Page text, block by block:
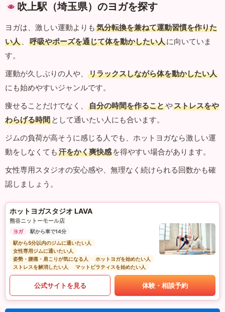
吹上駅（埼玉県）のヨガを探す
ヨガは、激しい運動よりも 気分転換を兼ねて運動習慣を作りた
い人 、 呼吸やポーズを通じて体を動かしたい人に向いていま
す。
運動が久しぶりの人や、
リラックスしながら体を動かしたい人
にも始めやすいジャンルです。
痩せることだけでなく、
自分の時間を作ることやストレスをや
わらげる時間 として通いたい人にも合います。
ジムの負荷が高そうに感じる人でも、ホットヨガなら激しい運
動をしなくても 汗をかく爽快感 を得やすい場合があります。
女性専用スタジオの安心感や、無理なく続けられる回数かも確
認しましょう。
ホットヨガスタジオ LAVA
熊谷ニットーモール店
ヨガ
駅から車で14分
駅から5分以内のジムに通いたい人
女性専用ジムに通いたい人
姿勢・腰痛・肩こりが気になる人
ホットヨガを始めたい人
ストレスを解消したい人
マットピラティスを始めたい人
公式サイトを見る 体験・相談予約